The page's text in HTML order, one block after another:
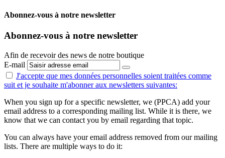
Abonnez-vous à notre newsletter
Abonnez-vous à notre newsletter
Afin de recevoir des news de notre boutique
E-mail
J'accepte que mes données personnelles soient traitées comme
suit et je souhaite m'abonner aux newsletters suivantes:
When you sign up for a specific newsletter, we (PPCA) add your
email address to a corresponding mailing list. While it is there, we
know that we can contact you by email regarding that topic.
You can always have your email address removed from our mailing
lists. There are multiple ways to do it: